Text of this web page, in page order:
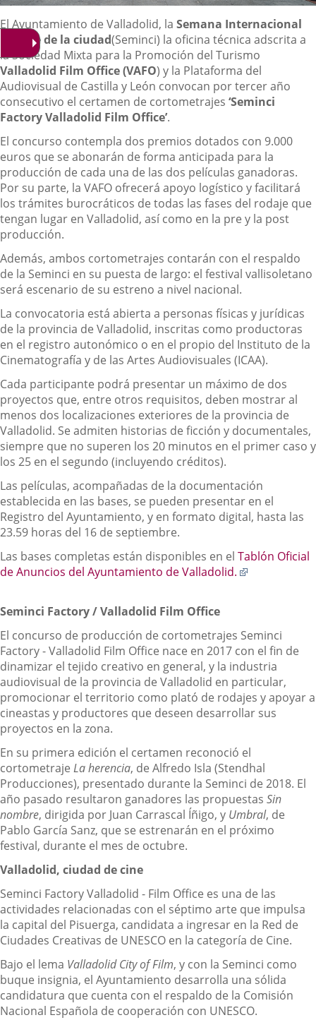
Descripción
El Ayuntamiento de Valladolid, la Semana Internacional
de Cine de la ciudad(Seminci) la oficina técnica adscrita a
la Sociedad Mixta para la Promoción del Turismo
Valladolid Film Office (VAFO) y la Plataforma del
Audiovisual de Castilla y León convocan por tercer año
consecutivo el certamen de cortometrajes ‘Seminci
Factory Valladolid Film Office’.
El concurso contempla dos premios dotados con 9.000
euros que se abonarán de forma anticipada para la
producción de cada una de las dos películas ganadoras.
Por su parte, la VAFO ofrecerá apoyo logístico y facilitará
los trámites burocráticos de todas las fases del rodaje que
tengan lugar en Valladolid, así como en la pre y la post
producción.
Además, ambos cortometrajes contarán con el respaldo
de la Seminci en su puesta de largo: el festival vallisoletano
será escenario de su estreno a nivel nacional.
La convocatoria está abierta a personas físicas y jurídicas
de la provincia de Valladolid, inscritas como productoras
en el registro autonómico o en el propio del Instituto de la
Cinematografía y de las Artes Audiovisuales (ICAA).
Cada participante podrá presentar un máximo de dos
proyectos que, entre otros requisitos, deben mostrar al
menos dos localizaciones exteriores de la provincia de
Valladolid. Se admiten historias de ficción y documentales,
siempre que no superen los 20 minutos en el primer caso y
los 25 en el segundo (incluyendo créditos).
Las películas, acompañadas de la documentación
establecida en las bases, se pueden presentar en el
Registro del Ayuntamiento, y en formato digital, hasta las
23.59 horas del 16 de septiembre.
Las bases completas están disponibles en el Tablón Oficial
de Anuncios del Ayuntamiento de Valladolid.
externa.
Seminci Factory / Valladolid Film Office
El concurso de producción de cortometrajes Seminci
Factory - Valladolid Film Office nace en 2017 con el fin de
dinamizar el tejido creativo en general, y la industria
audiovisual de la provincia de Valladolid en particular,
promocionar el territorio como plató de rodajes y apoyar a
cineastas y productores que deseen desarrollar sus
proyectos en la zona.
En su primera edición el certamen reconoció el
cortometraje La herencia, de Alfredo Isla (Stendhal
Producciones), presentado durante la Seminci de 2018. El
año pasado resultaron ganadores las propuestas Sin
nombre, dirigida por Juan Carrascal Íñigo, y Umbral, de
Pablo García Sanz, que se estrenarán en el próximo
festival, durante el mes de octubre.
Valladolid, ciudad de cine
Seminci Factory Valladolid - Film Office es una de las
actividades relacionadas con el séptimo arte que impulsa
la capital del Pisuerga, candidata a ingresar en la Red de
Ciudades Creativas de UNESCO en la categoría de Cine.
Bajo el lema Valladolid City of Film, y con la Seminci como
buque insignia, el Ayuntamiento desarrolla una sólida
candidatura que cuenta con el respaldo de la Comisión
Nacional Española de cooperación con UNESCO.